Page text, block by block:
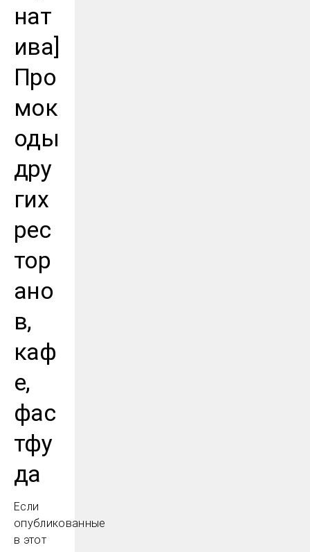
нат
ива]
Про
мок
оды
дру
гих
рес
тор
ано
в,
каф
е,
фас
тфу
да
Если
опубликованные
в этот